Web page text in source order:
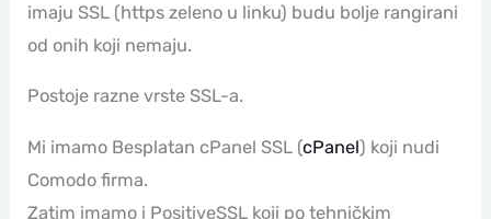
imaju SSL (https zeleno u linku) budu bolje rangirani
od onih koji nemaju.
Postoje razne vrste SSL-a.
Mi imamo Besplatan cPanel SSL (cPanel) koji nudi
Comodo firma.
Zatim imamo i PositiveSSL koji po tehničkim